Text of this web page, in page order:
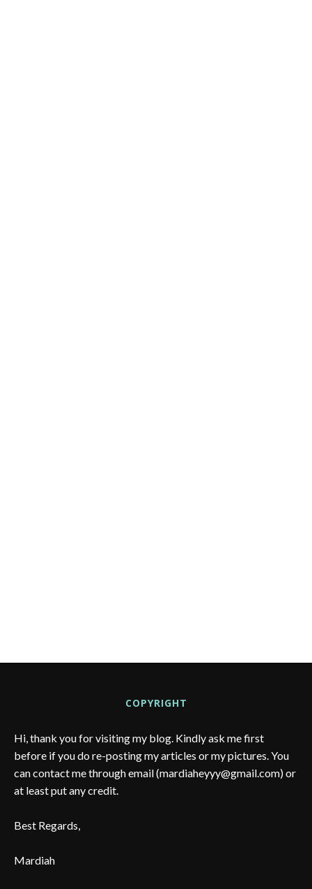
COPYRIGHT
Hi, thank you for visiting my blog. Kindly ask me first
before if you do re-posting my articles or my pictures. You
can contact me through email (mardiaheyyy@gmail.com) or
at least put any credit.
Best Regards,
Mardiah